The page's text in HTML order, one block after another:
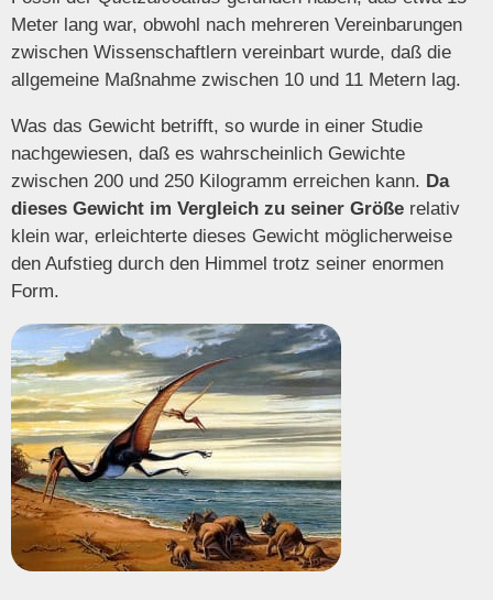
Meter lang war, obwohl nach mehreren Vereinbarungen
zwischen Wissenschaftlern vereinbart wurde, daß die
allgemeine Maßnahme zwischen 10 und 11 Metern lag.
Was das Gewicht betrifft, so wurde in einer Studie
nachgewiesen, daß es wahrscheinlich Gewichte
zwischen 200 und 250 Kilogramm erreichen kann. Da
dieses Gewicht im Vergleich zu seiner Größe relativ
klein war, erleichterte dieses Gewicht möglicherweise
den Aufstieg durch den Himmel trotz seiner enormen
Form.